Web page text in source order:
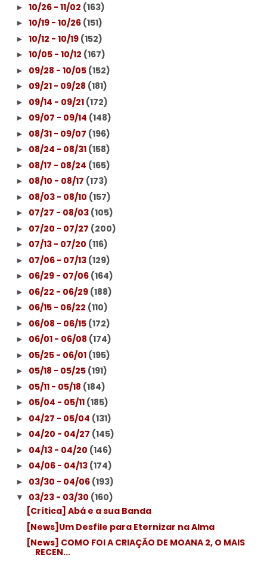
► 10/26 - 11/02 (163)
► 10/19 - 10/26 (151)
► 10/12 - 10/19 (152)
► 10/05 - 10/12 (167)
► 09/28 - 10/05 (152)
► 09/21 - 09/28 (181)
► 09/14 - 09/21 (172)
► 09/07 - 09/14 (148)
► 08/31 - 09/07 (196)
► 08/24 - 08/31 (158)
► 08/17 - 08/24 (165)
► 08/10 - 08/17 (173)
► 08/03 - 08/10 (157)
► 07/27 - 08/03 (105)
► 07/20 - 07/27 (200)
► 07/13 - 07/20 (116)
► 07/06 - 07/13 (129)
► 06/29 - 07/06 (164)
► 06/22 - 06/29 (188)
► 06/15 - 06/22 (110)
► 06/08 - 06/15 (172)
► 06/01 - 06/08 (174)
► 05/25 - 06/01 (195)
► 05/18 - 05/25 (191)
► 05/11 - 05/18 (184)
► 05/04 - 05/11 (185)
► 04/27 - 05/04 (131)
► 04/20 - 04/27 (145)
► 04/13 - 04/20 (146)
► 04/06 - 04/13 (174)
► 03/30 - 04/06 (193)
▼ 03/23 - 03/30 (160)
[Crítica] Abá e a sua Banda
[News]Um Desfile para Eternizar na Alma
[News] COMO FOI A CRIAÇÃO DE MOANA 2, O MAIS
RECEN...